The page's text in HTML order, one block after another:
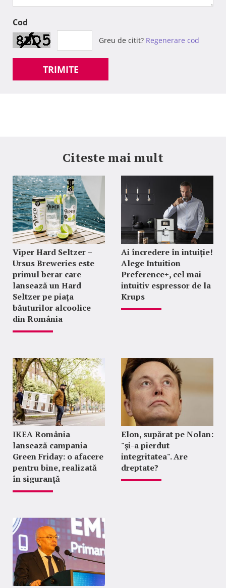
Cod
Greu de citit? Regenerare cod
TRIMITE
Citeste mai mult
Viper Hard Seltzer –
Ursus Breweries este
primul berar care
lansează un Hard
Seltzer pe piața
băuturilor alcoolice
din România
Ai încredere în intuiție!
Alege Intuition
Preference+, cel mai
intuitiv espressor de la
Krups
IKEA România
lansează campania
Green Friday: o afacere
pentru bine, realizată
în siguranță
Elon, supărat pe Nolan:
"şi-a pierdut
integritatea". Are
dreptate?